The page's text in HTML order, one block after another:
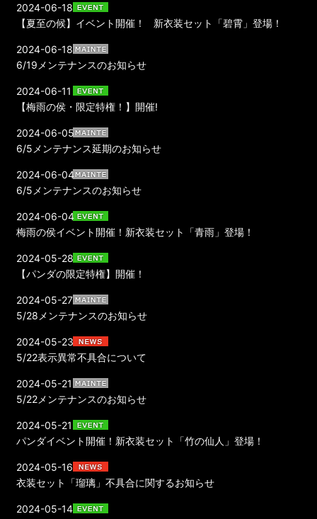
【夏至の候】イベント開催！ 新衣装セット「碧霄」登場！
2024-06-18
6/19メンテナンスのお知らせ
2024-06-18
【梅雨の侯・限定特権！】開催!
2024-06-11
6/5メンテナンス延期のお知らせ
2024-06-05
6/5メンテナンスのお知らせ
2024-06-04
梅雨の侯イベント開催！新衣装セット「青雨」登場！
2024-06-04
【パンダの限定特権】開催！
2024-05-28
5/28メンテナンスのお知らせ
2024-05-27
5/22表示異常不具合について
2024-05-23
5/22メンテナンスのお知らせ
2024-05-21
パンダイベント開催！新衣装セット「竹の仙人」登場！
2024-05-21
衣装セット「瑠璃」不具合に関するお知らせ
2024-05-16
2024-05-14